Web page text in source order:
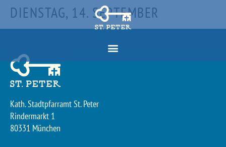
DIENSTAG, 14. SEPTEMBER
Kath. Stadtpfarramt St. Peter
Rindermarkt 1
80331 München